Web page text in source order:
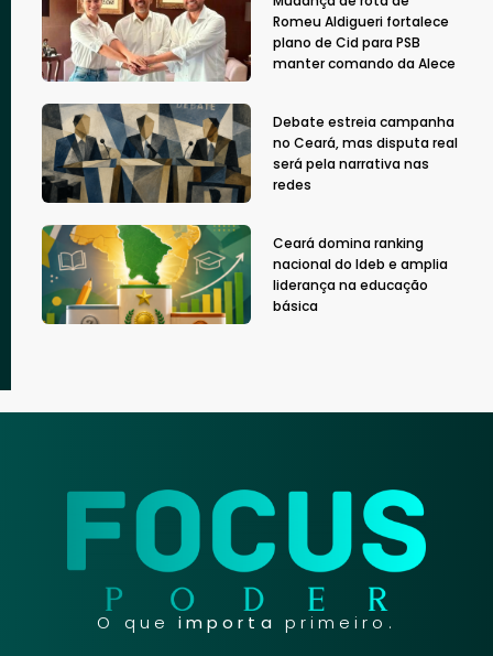
Romeu Aldigueri fortalece
plano de Cid para PSB
manter comando da Alece
Debate estreia campanha
no Ceará, mas disputa real
será pela narrativa nas
redes
Ceará domina ranking
nacional do Ideb e amplia
liderança na educação
básica
O que importa primeiro.